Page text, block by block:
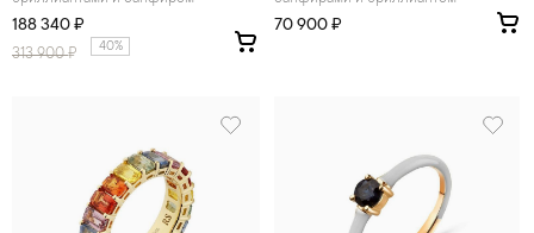
188 340 ₽
313 900₽ 40%
70 900 ₽